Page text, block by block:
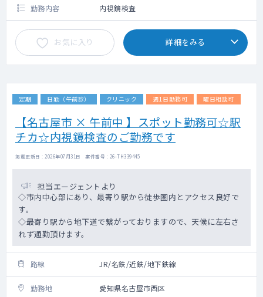
勤務内容 内視鏡検査
お気に入り 詳細をみる
定期 日勤（午前診） クリニック 週1日勤務可 曜日相談可
【名古屋市 × 午前中 】スポット勤務可☆駅
チカ☆内視鏡検査のご勤務です
掲載更新日 : 2026年07月31日 案件番号 : 26-TH339445
担当エージェントより
◇市内中心部にあり、最寄り駅から徒歩圏内とアクセス良好で
す。
◇最寄り駅から地下道で繋がっておりますので、天候に左右さ
れず通勤頂けます。
路線 JR/名鉄/近鉄/地下鉄線
勤務地 愛知県名古屋市西区